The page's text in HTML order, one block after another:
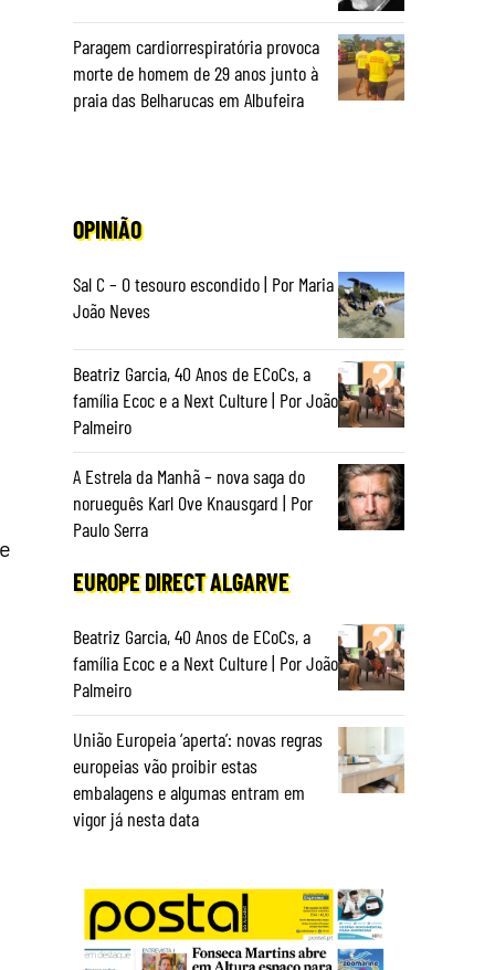
Paragem cardiorrespiratória provoca
morte de homem de 29 anos junto à
praia das Belharucas em Albufeira
OPINIÃO
Sal C – O tesouro escondido | Por Maria
João Neves
Beatriz Garcia, 40 Anos de ECoCs, a
família Ecoc e a Next Culture | Por João
Palmeiro
A Estrela da Manhã – nova saga do
norueguês Karl Ove Knausgard | Por
Paulo Serra
EUROPE DIRECT ALGARVE
Beatriz Garcia, 40 Anos de ECoCs, a
família Ecoc e a Next Culture | Por João
Palmeiro
União Europeia ‘aperta’: novas regras
europeias vão proibir estas
embalagens e algumas entram em
vigor já nesta data